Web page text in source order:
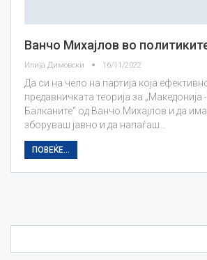
Ванчо Михајлов во
Илија Димовски 16/11/2022
Да си на чело на партија која
предавничката теорија за „Македонија
Балканите“ од Ванчо Михајлов и да
зборуваш јавно и да напаѓаш…
ПОВЕЌЕ...